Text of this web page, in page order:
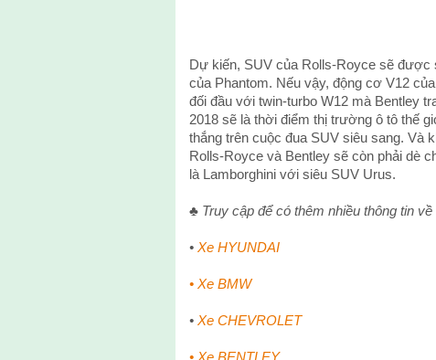
Dự kiến, SUV của Rolls-Royce sẽ được
của Phantom. Nếu vậy, động cơ V12
đối đầu với twin-turbo W12 mà Bentley
2018 sẽ là thời điểm thị trường ô tô thế
thắng trên cuộc đua SUV siêu sang. Và
Rolls-Royce và Bentley sẽ còn phải dè
là Lamborghini với siêu SUV Urus.
♣ Truy cập để có thêm nhiều thông tin
• Xe HYUNDAI
• Xe BMW
• Xe CHEVROLET
• Xe BENTLEY